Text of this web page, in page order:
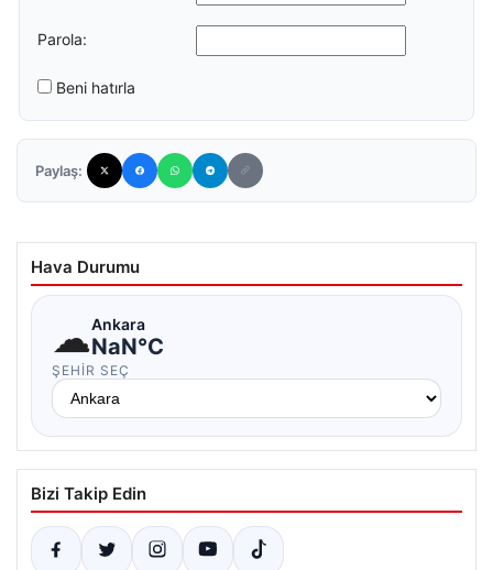
Parola:
Beni hatırla
Paylaş:
Hava Durumu
☁Ankara
NaN°C
ŞEHIR SEÇ
Bizi Takip Edin